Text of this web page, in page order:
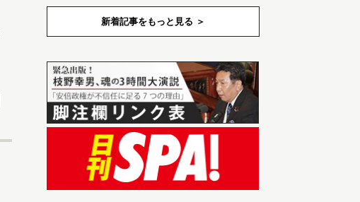
新着記事をもっと見る